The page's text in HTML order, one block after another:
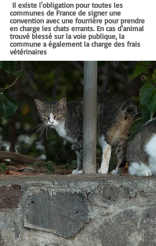
Il existe l'obligation pour toutes les
communes de France de signer une
convention avec une fourrière pour prendre
en charge les chats errants. En cas d'animal
trouvé blessé sur la voie publique, la
commune a également la charge des frais
vétérinaires